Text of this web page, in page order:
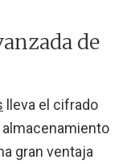
de
lleva el cifrado
gran ventaja